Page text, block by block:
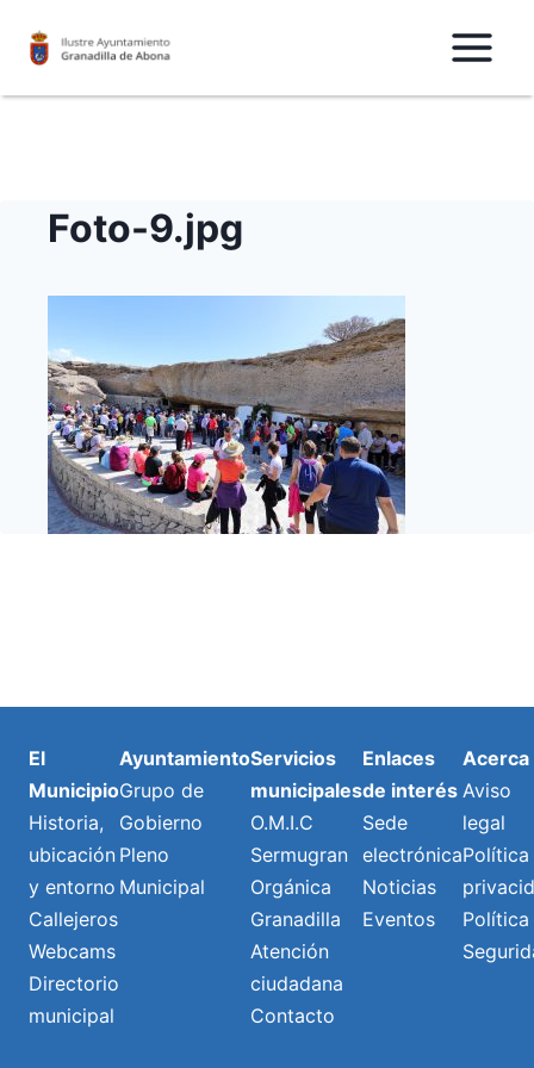
Foto-9.jpg
El
Municipio
Historia,
ubicación
y entorno
Callejeros
Webcams
Directorio
municipal
Ayuntamiento
Grupo de
Gobierno
Pleno
Municipal
Servicios
municipales
O.M.I.C
Sermugran
Orgánica
Granadilla
Atención
ciudadana
Contacto
Enlaces
de interés
Sede
electrónica
Noticias
Eventos
Acerca
Aviso
legal
Política
Política